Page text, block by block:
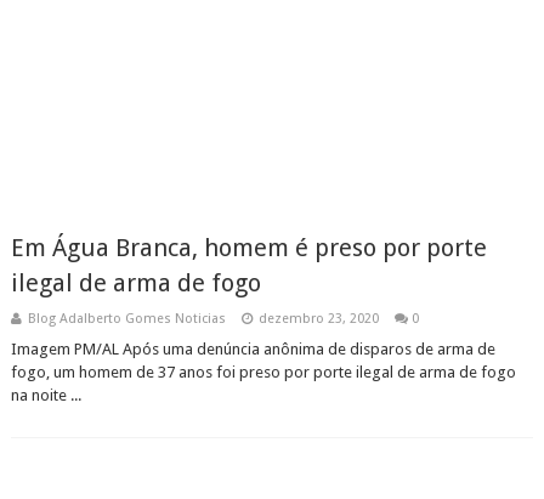
Em Água Branca, homem é preso por porte
ilegal de arma de fogo
Blog Adalberto Gomes Noticias dezembro 23, 2020 0
Imagem PM/AL Após uma denúncia anônima de disparos de arma de
fogo, um homem de 37 anos foi preso por porte ilegal de arma de fogo
na noite ...